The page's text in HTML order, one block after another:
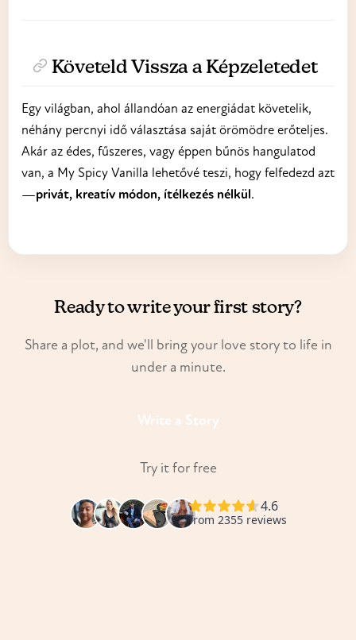
Követeld Vissza a Képzeletedet
Egy világban, ahol állandóan az energiádat követelik,
néhány percnyi idő választása saját örömödre erőteljes.
Akár az édes, fűszeres, vagy éppen bűnös hangulatod
van, a My Spicy Vanilla lehetővé teszi, hogy felfedezd azt
—privát, kreatív módon, ítélkezés nélkül.
Ready to write your first story?
Share a plot, and we'll bring your love story to life in
under a minute.
Write a Story
Try it for free